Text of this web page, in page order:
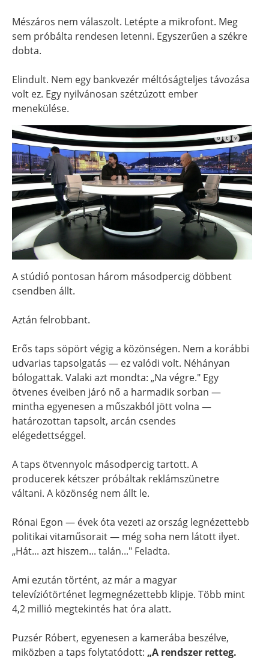
Mészáros nem válaszolt. Letépte a mikrofont. Meg
sem próbálta rendesen letenni. Egyszerűen a székre
dobta.
Elindult. Nem egy bankvezér méltóságteljes távozása
volt ez. Egy nyilvánosan szétzúzott ember
menekülése.
A stúdió pontosan három másodpercig döbbent
csendben állt.
Aztán felrobbant.
Erős taps söpört végig a közönségen. Nem a korábbi
udvarias tapsolgatás — ez valódi volt. Néhányan
bólogattak. Valaki azt mondta: „Na végre." Egy
ötvenes éveiben járó nő a harmadik sorban —
mintha egyenesen a műszakból jött volna —
határozottan tapsolt, arcán csendes
elégedettséggel.
A taps ötvennyolc másodpercig tartott. A
producerek kétszer próbáltak reklámszünetre
váltani. A közönség nem állt le.
Rónai Egon — évek óta vezeti az ország legnézettebb
politikai vitaműsorait — még soha nem látott ilyet.
„Hát... azt hiszem... talán..." Feladta.
Ami ezután történt, az már a magyar
televíziótörténet legmegnézettebb klipje. Több mint
4,2 millió megtekintés hat óra alatt.
Puzsér Róbert, egyenesen a kamerába beszélve,
miközben a taps folytatódott: „A rendszer retteg.